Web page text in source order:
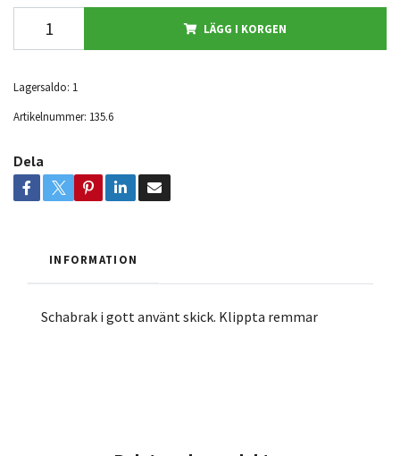
LÄGG I KORGEN
Lagersaldo: 1
Artikelnummer: 135.6
Dela
INFORMATION
Schabrak i gott använt skick. Klippta remmar